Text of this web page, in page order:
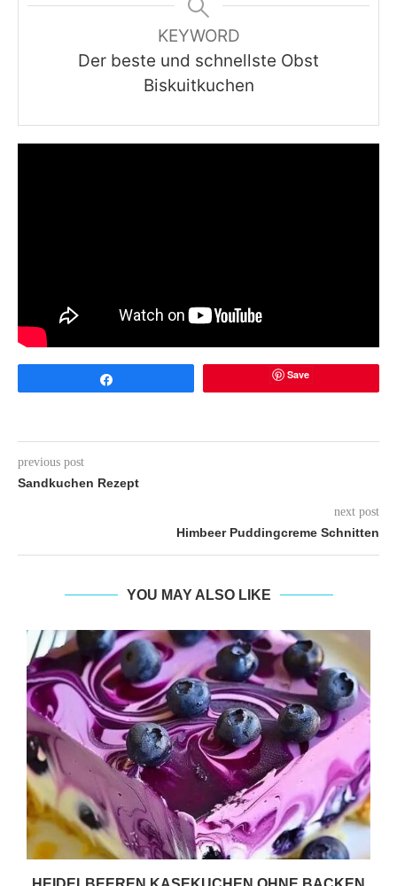
KEYWORD
Der beste und schnellste Obst
Biskuitkuchen
Save
previous post
Sandkuchen Rezept
next post
Himbeer Puddingcreme Schnitten
YOU MAY ALSO LIKE